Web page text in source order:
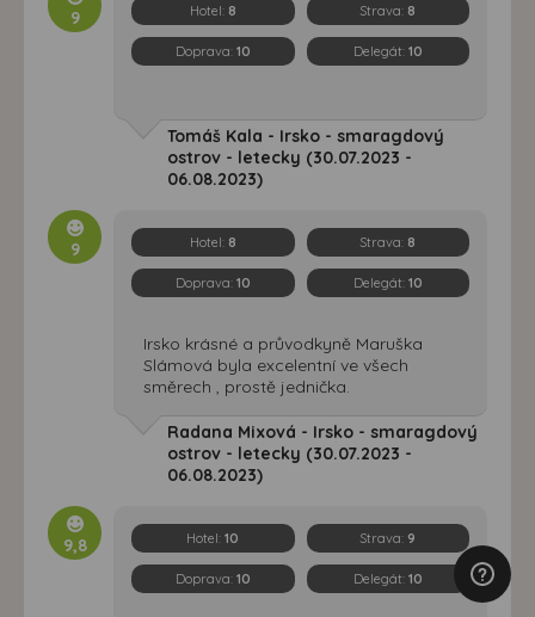
9 Hotel: 8 Strava: 8
Doprava: 10 Delegát: 10
Tomáš Kala - Irsko - smaragdový
ostrov - letecky (30.07.2023 -
06.08.2023)
9 Hotel: 8 Strava: 8
Doprava: 10 Delegát: 10
Irsko krásné a průvodkyně Maruška
Slámová byla excelentní ve všech
směrech , prostě jednička.
Radana Mixová - Irsko - smaragdový
ostrov - letecky (30.07.2023 -
06.08.2023)
9,8 Hotel:10 Strava: 9
Doprava: 10 Delegát: 10